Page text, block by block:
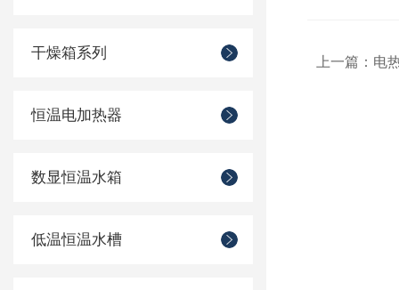
干燥箱系列
恒温电加热器
数显恒温水箱
低温恒温水槽
上一篇： 电